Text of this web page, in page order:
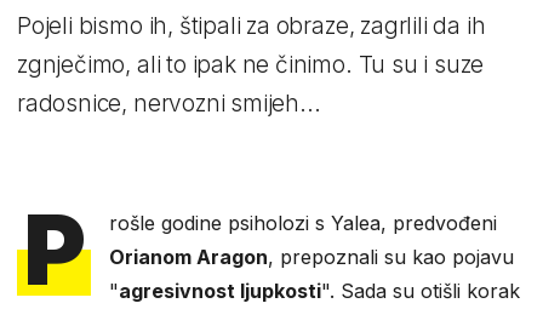
Pojeli bismo ih, štipali za obraze, zagrlili da ih
zgnječimo, ali to ipak ne činimo. Tu su i suze
radosnice, nervozni smijeh...
P
rošle godine psiholozi s Yalea, predvođeni
Orianom Aragon, prepoznali su kao pojavu
"agresivnost ljupkosti". Sada su otišli korak